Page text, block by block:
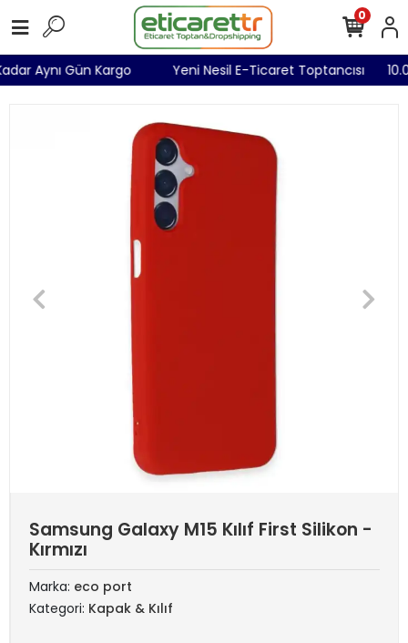
Aynı Gün Kargo Yeni Nesil E-Ticaret Toptancısı
0
Samsung Galaxy M15 Kılıf First Silikon -
Kırmızı
Marka: eco port
Kategori: Kapak & Kılıf